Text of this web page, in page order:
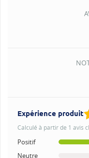
Expérience produit
Calculé à partir de 1 avis
Positif
Neutre